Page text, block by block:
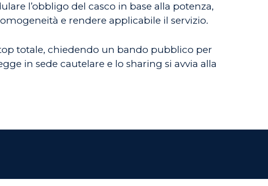
l’obbligo del casco in base alla potenza,
e rendere applicabile il servizio.
totale, chiedendo un bando pubblico per
in sede cautelare e lo sharing si avvia alla